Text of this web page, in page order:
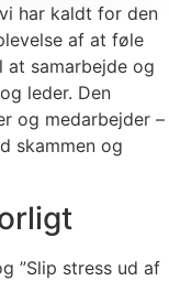
har kaldt for den
af at føle
samarbejde og
leder. Den
og medarbejder –
skammen og
”Slip stress ud af